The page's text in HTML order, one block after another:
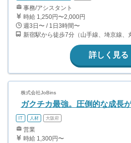
事務/アシスタント
時給 1,250円〜2,000円
週3日〜 / 1日3時間〜
詳しく見る
株式会社JoBins
ガクチカ最強。圧倒的な成長
IT 人材 大阪府
営業
時給 1,300円〜